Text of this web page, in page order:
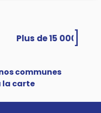
communes
la carte